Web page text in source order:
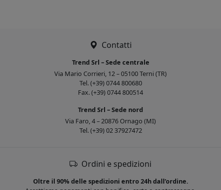
Contatti
Trend Srl – Sede centrale
Via Mario Corrieri, 12 – 05100 Terni (TR)
Tel. (+39) 0744 800680
Fax. (+39) 0744 800514
Trend Srl – Sede nord
Via Faro, 4 – 20876 Ornago (MI)
Tel. (+39) 02 37927472
Ordini e spedizioni
Oltre il 90% delle spedizioni entro 24h dall’ordine.